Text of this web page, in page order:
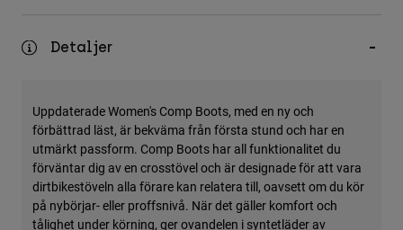
Detaljer
Uppdaterade Women's Comp Boots, med en ny och
förbättrad läst, är bekväma från första stund och har en
utmärkt passform. Comp Boots har all funktionalitet du
förväntar dig av en crosstövel och är designade för att vara
dirtbikestöveln alla förare kan relatera till, oavsett om du kör
på nybörjar- eller proffsnivå. När det gäller komfort och
tålighet under körning, ger ovandelen i syntetläder av